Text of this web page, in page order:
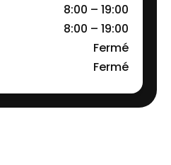
8:00 – 19:00
8:00 – 19:00
Fermé
Fermé